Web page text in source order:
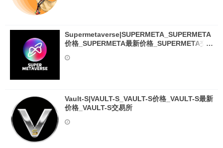
Supermetaverse|SUPERMETA_SUPERMETA
价格_SUPERMETA最新价格_SUPERMETA交
Vault-S|VAULT-S_VAULT-S价格_VAULT-S最新
价格_VAULT-S交易所